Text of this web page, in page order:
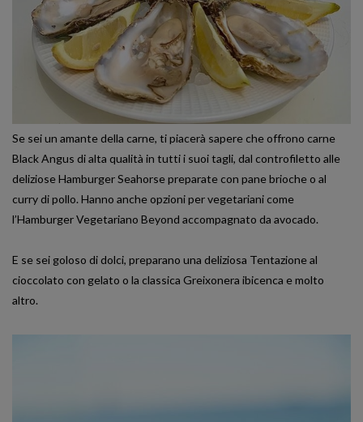
Se sei un amante della carne, ti piacerà sapere che offrono carne
Black Angus di alta qualità in tutti i suoi tagli, dal controfiletto alle
deliziose Hamburger Seahorse preparate con pane brioche o al
curry di pollo. Hanno anche opzioni per vegetariani come
l’Hamburger Vegetariano Beyond accompagnato da avocado.
E se sei goloso di dolci, preparano una deliziosa Tentazione al
cioccolato con gelato o la classica Greixonera ibicenca e molto
altro.